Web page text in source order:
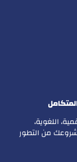
اللغوية،
من التطور